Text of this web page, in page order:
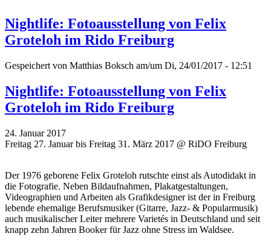
Nightlife: Fotoausstellung von Felix
Groteloh im Rido Freiburg
Gespeichert von Matthias Boksch am/um Di, 24/01/2017 - 12:51
Nightlife: Fotoausstellung von Felix
Groteloh im Rido Freiburg
24. Januar 2017
Freitag 27. Januar bis Freitag 31. März 2017 @ RiDO Freiburg
Der 1976 geborene Felix Groteloh rutschte einst als Autodidakt in
die Fotografie. Neben Bildaufnahmen, Plakatgestaltungen,
Videographien und Arbeiten als Grafikdesigner ist der in Freiburg
lebende ehemalige Berufsmusiker (Gitarre, Jazz- & Popularmusik)
auch musikalischer Leiter mehrere Varietés in Deutschland und seit
knapp zehn Jahren Booker für Jazz ohne Stress im Waldsee.